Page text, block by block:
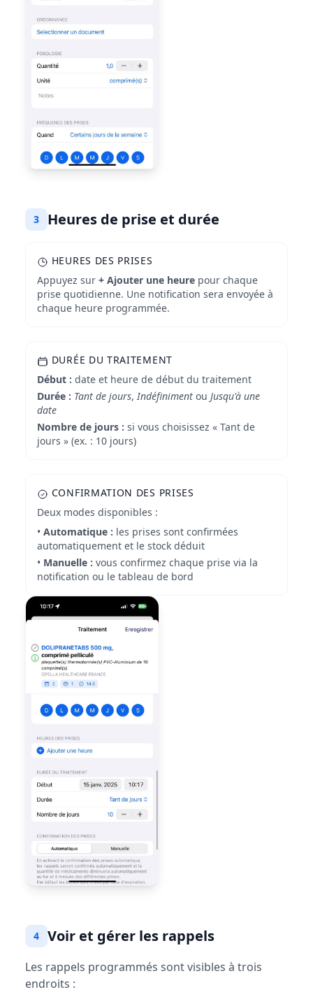
3 Heures de prise et durée
HEURES DES PRISES
Appuyez sur + Ajouter une heure pour chaque
prise quotidienne. Une notification sera envoyée à
chaque heure programmée.
DURÉE DU TRAITEMENT
Début : date et heure de début du traitement
Durée : Tant de jours,Indéfiniment ou Jusqu'à une
date
Nombre de jours : si vous choisissez « Tant de
jours » (ex. : 10 jours)
CONFIRMATION DES PRISES
Deux modes disponibles :
• Automatique : les prises sont confirmées
automatiquement et le stock déduit
• Manuelle : vous confirmez chaque prise via la
notification ou le tableau de bord
4 Voir et gérer les rappels
Les rappels programmés sont visibles à trois
endroits :